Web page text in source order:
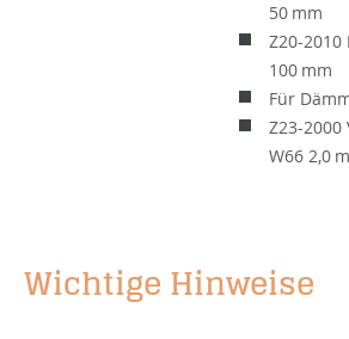
50 mm
Z20-
100 mm
Für
Z23-
W66 2,0 m
Wichtige Hinweise